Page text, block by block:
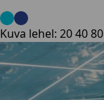
Kuva lehel: 204080